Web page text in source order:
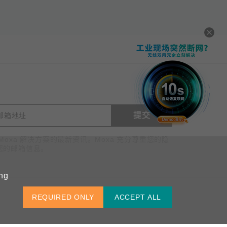
提交
中国 / 简体中文
查看询价
ACCEPT ALL
REQUIRED ONLY